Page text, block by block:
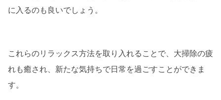
に入るのも良いでしょう。
これらのリラックス方法を取り入れることで、大掃除の疲
れも癒され、新たな気持ちで日常を過ごすことができま
す。